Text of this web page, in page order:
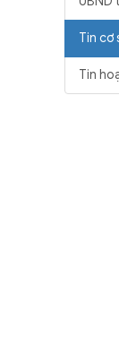
Tin cơ
Tin